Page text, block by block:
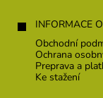
INFORMACE
Obchodní
Ochrana
Preprava a
Ke stažení